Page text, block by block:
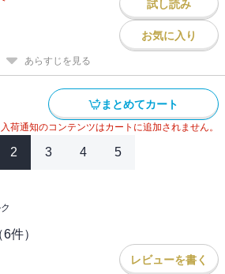
試し読み
お気に入り
あらすじを見る
まとめてカート
荷通知のコンテンツはカートに追加されません。
2 3 4 5
6件）
レビューを書く